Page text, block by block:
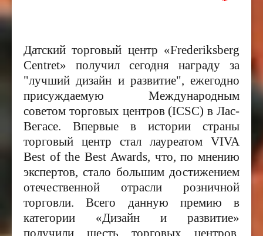
Датский торговый центр «Frederiksberg
Centret» получил сегодня награду за
"лучший дизайн и развитие", ежегодно
присуждаемую Международным
советом торговых центров (ICSC)в Лас-
Вегасе. Впервые в истории страны
торговый центр стал лауреатом VIVA
Best of the Best Awards, что, по мнению
экспертов, стало большим достижением
отечественной отрасли розничной
торговли. Всего данную премию в
категории «Дизайн и развитие»
получили шесть торговых центров,